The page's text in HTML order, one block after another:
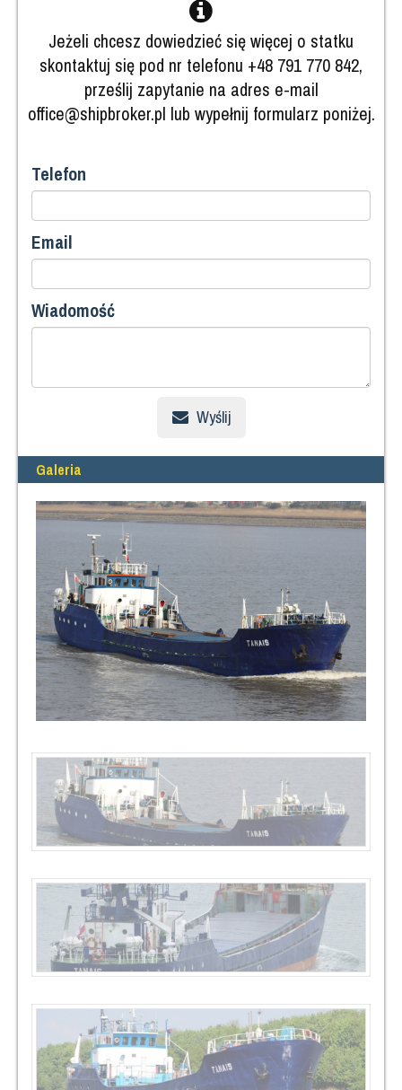
Jeżeli chcesz dowiedzieć się więcej o statku
skontaktuj się pod nr telefonu +48 791 770 842,
prześlij zapytanie na adres e-mail
office@shipbroker.pl lub wypełnij formularz poniżej.
Telefon
Email
Wiadomość
Wyślij
Galeria